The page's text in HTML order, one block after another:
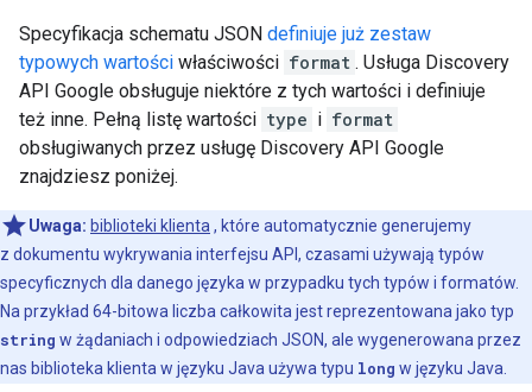
Specyfikacja schematu JSON definiuje już zestaw
typowych wartości właściwości format . Usługa Discovery
API Google obsługuje niektóre z tych wartości i definiuje
też inne. Pełną listę wartości type i format
obsługiwanych przez usługę Discovery API Google
znajdziesz poniżej.
Uwaga: biblioteki klienta , które automatycznie generujemy
z dokumentu wykrywania interfejsu API, czasami używają typów
specyficznych dla danego języka w przypadku tych typów i formatów.
Na przykład 64-bitowa liczba całkowita jest reprezentowana jako typ
string w żądaniach i odpowiedziach JSON, ale wygenerowana przez
nas biblioteka klienta w języku Java używa typu long w języku Java.